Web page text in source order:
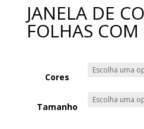
JANELA DE
FOLHAS COM
Cores
Tamanho